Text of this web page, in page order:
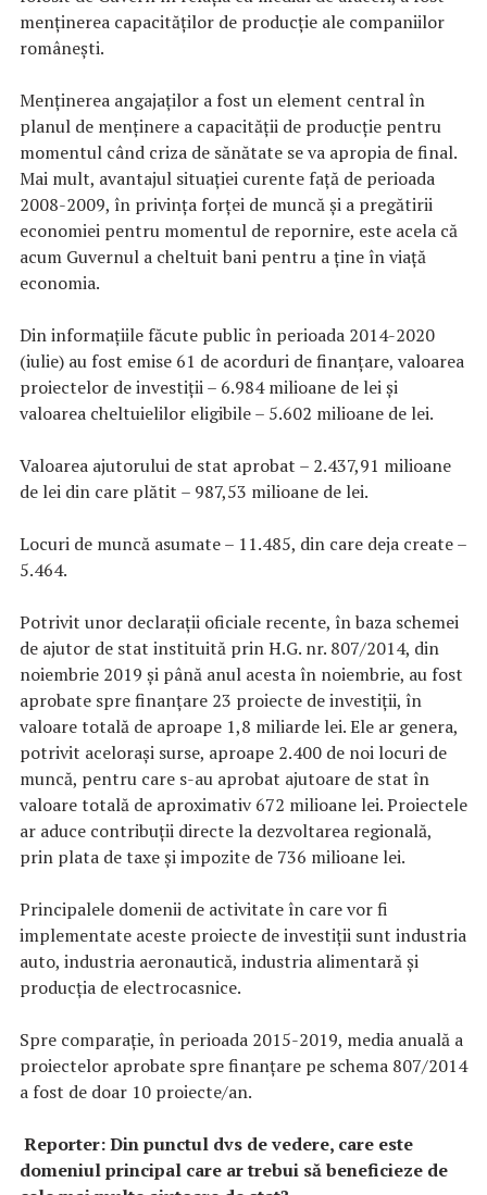
menținerea capacităților de producție ale companiilor
românești.
Menținerea angajaților a fost un element central în
planul de menținere a capacității de producție pentru
momentul când criza de sănătate se va apropia de final.
Mai mult, avantajul situației curente față de perioada
2008-2009, în privința forței de muncă și a pregătirii
economiei pentru momentul de repornire, este acela că
acum Guvernul a cheltuit bani pentru a ține în viață
economia.
Din informațiile făcute public în perioada 2014-2020
(iulie) au fost emise 61 de acorduri de finanțare, valoarea
proiectelor de investiții – 6.984 milioane de lei și
valoarea cheltuielilor eligibile – 5.602 milioane de lei.
Valoarea ajutorului de stat aprobat – 2.437,91 milioane
de lei din care plătit – 987,53 milioane de lei.
Locuri de muncă asumate – 11.485, din care deja create –
5.464.
Potrivit unor declarații oficiale recente, în baza schemei
de ajutor de stat instituită prin H.G. nr. 807/2014, din
noiembrie 2019 și până anul acesta în noiembrie, au fost
aprobate spre finanțare 23 proiecte de investiții, în
valoare totală de aproape 1,8 miliarde lei. Ele ar genera,
potrivit acelorași surse, aproape 2.400 de noi locuri de
muncă, pentru care s-au aprobat ajutoare de stat în
valoare totală de aproximativ 672 milioane lei. Proiectele
ar aduce contribuții directe la dezvoltarea regională,
prin plata de taxe și impozite de 736 milioane lei.
Principalele domenii de activitate în care vor fi
implementate aceste proiecte de investiții sunt industria
auto, industria aeronautică, industria alimentară și
producția de electrocasnice.
Spre comparație, în perioada 2015-2019, media anuală a
proiectelor aprobate spre finanțare pe schema 807/2014
a fost de doar 10 proiecte/an.
Reporter: Din punctul dvs de vedere, care este
domeniul principal care ar trebui să beneficieze de